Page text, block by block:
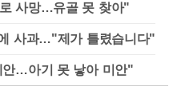
사망…유골 못 찾아"
사과…"제가 틀렸습니다"
안…아기 못 낳아 미안"